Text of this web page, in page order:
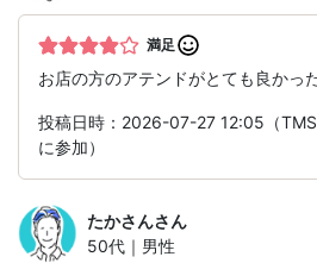
満足
お店の方のアテンドがとても良かっ
投稿日時：2026-07-27 12:05（
に参加）
たかさんさん
50代｜男性